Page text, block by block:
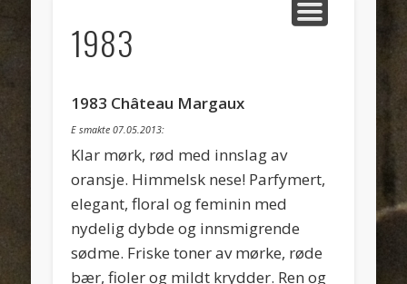
1983
1983 Château Margaux
E smakte 07.05.2013:
Klar mørk, rød med innslag av
oransje. Himmelsk nese! Parfymert,
elegant, floral og feminin med
nydelig dybde og innsmigrende
sødme. Friske toner av mørke, røde
bær, fioler og mildt krydder. Ren og